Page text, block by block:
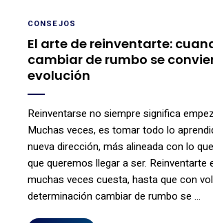
CONSEJOS
El arte de reinventarte:
cambiar de rumbo se
evolución
Reinventarse no siempre significa
Muchas veces, es tomar todo lo
nueva dirección, más alineada con lo
que queremos llegar a ser. Reinventarte
muchas veces cuesta, hasta que con
determinación cambiar de rumbo se …